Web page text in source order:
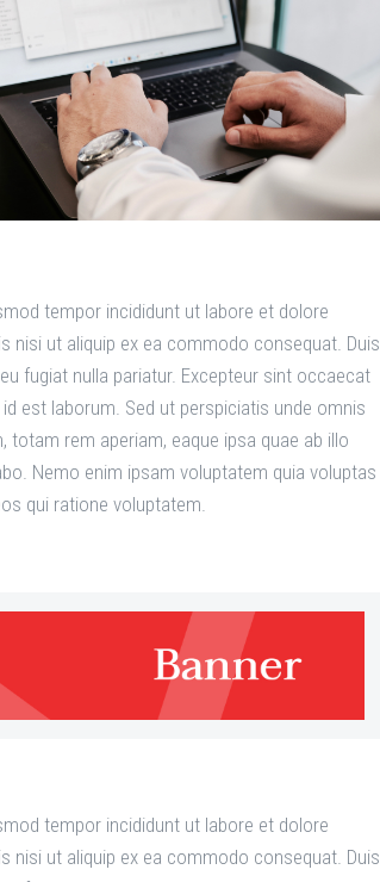
tempor incididunt ut labore et dolore
nisi ut aliquip ex ea commodo consequat. Duis
fugiat nulla pariatur. Excepteur sint occaecat
est laborum. Sed ut perspiciatis unde omnis
rem aperiam, eaque ipsa quae ab illo
Nemo enim ipsam voluptatem quia voluptas
qui ratione voluptatem.
tempor incididunt ut labore et dolore
nisi ut aliquip ex ea commodo consequat. Duis